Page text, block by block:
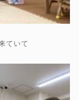
ていて